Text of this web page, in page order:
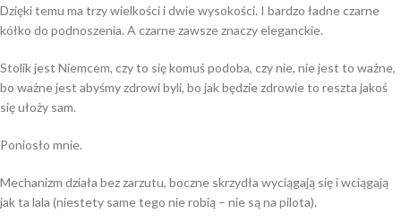
Dzięki temu ma trzy wielkości i dwie wysokości. I bardzo ładne czarne
kółko do podnoszenia. A czarne zawsze znaczy eleganckie.
Stolik jest Niemcem, czy to się komuś podoba, czy nie, nie jest to ważne,
bo ważne jest abyśmy zdrowi byli, bo jak będzie zdrowie to reszta jakoś
się ułoży sam.
Poniosło mnie.
Mechanizm działa bez zarzutu, boczne skrzydła wyciągają się i wciągają
jak ta lala (niestety same tego nie robią – nie są na pilota).